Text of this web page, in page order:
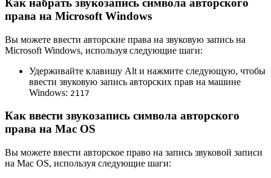
Как набрать звукозапись символа авторского
права на Microsoft Windows
Вы можете ввести авторские права на звуковую запись на
Microsoft Windows, используя следующие шаги:
Удерживайте клавишу Alt и нажмите следующую, чтобы
ввести звуковую запись авторских прав на машине
Windows: 21 1 7
Как ввести звукозапись символа авторского
права на Mac OS
Вы можете ввести авторское право на запись звуковой записи
на Mac OS, используя следующие шаги: